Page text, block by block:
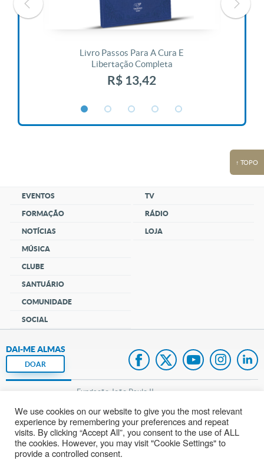
Livro Passos Para A Cura E
Libertação Completa
R$ 13,42
↑ TOPO
EVENTOS
FORMAÇÃO
NOTÍCIAS
MÚSICA
CLUBE
SANTUÁRIO
COMUNIDADE
SOCIAL
TV
RÁDIO
LOJA
DAI-ME ALMAS
DOAR
Fundação João Paulo II
Pedido de Oração
Mapa do site
We use cookies on our website to give you the most relevant
experience by remembering your preferences and repeat
visits. By clicking “Accept All”, you consent to the use of ALL
the cookies. However, you may visit "Cookie Settings" to
provide a controlled consent.